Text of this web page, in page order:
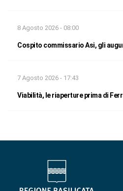
8 Agosto 2026 - 08:00
Cospito commissario Asi, gli
7 Agosto 2026 - 17:43
Viabilità, le riaperture prima di